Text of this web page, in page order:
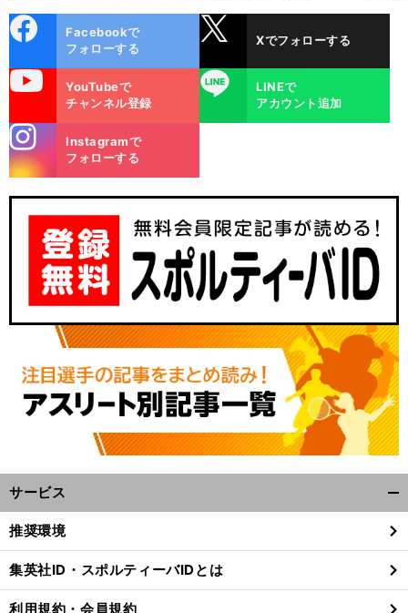
ok
Facebookで
フォローする
Xでフォローする
YouTubeで
チャンネル登録
LINE
LINEで
アカウント追加
m
Instagramで
フォローする
サービス
閉
る
推奨環境
集英社ID・スポルティーバIDとは
利用規約・会員規約